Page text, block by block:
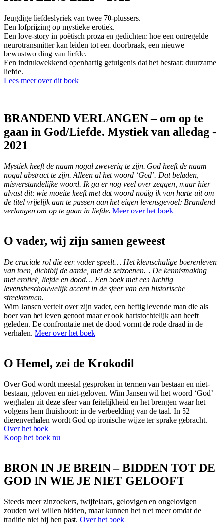
Jeugdige liefdeslyriek van twee 70-plussers.
Een lofprijzing op mystieke erotiek.
Een love-story in poëtisch proza en gedichten: hoe een ontregelde
neurotransmitter kan leiden tot een doorbraak, een nieuwe
bewustwording van liefde.
Een indrukwekkend openhartig getuigenis dat het bestaat: duurzame
liefde.
Lees meer over dit boek
BRANDEND VERLANGEN – om op te
gaan in God/Liefde. Mystiek van alledag -
2021
Mystiek heeft de naam nogal zweverig te zijn. God heeft de naam
nogal abstract te zijn. Alleen al het woord ‘God’. Dat beladen,
misverstandelijke woord. Ik ga er nog veel over zeggen, maar hier
alvast dit: wie moeite heeft met dat woord nodig ik van harte uit om
de titel vrijelijk aan te passen aan het eigen levensgevoel: Brandend
verlangen om op te gaan in liefde. Meer over het boek
O vader, wij zijn samen geweest
De cruciale rol die een vader speelt… Het kleinschalige boerenleven
van toen, dichtbij de aarde, met de seizoenen… De kennismaking
met erotiek, liefde en dood… Een boek met een luchtig
levensbeschouwelijk accent in de sfeer van een historische
streekroman.
Wim Jansen vertelt over zijn vader, een heftig levende man die als
boer van het leven genoot maar er ook hartstochtelijk aan heeft
geleden. De confrontatie met de dood vormt de rode draad in de
verhalen. Meer over het boek
O Hemel, zei de Krokodil
Over God wordt meestal gesproken in termen van bestaan en niet-
bestaan, geloven en niet-geloven. Wim Jansen wil het woord ‘God’
weghalen uit deze sfeer van feitelijkheid en het brengen waar het
volgens hem thuishoort: in de verbeelding van de taal. In 52
dierenverhalen wordt God op ironische wijze ter sprake gebracht.
Over het boek
Koop het boek nu
BRON IN JE BREIN – BIDDEN TOT DE
GOD IN WIE JE NIET GELOOFT
Steeds meer zinzoekers, twijfelaars, gelovigen en ongelovigen
zouden wel willen bidden, maar kunnen het niet meer omdat de
traditie niet bij hen past. Over het boek